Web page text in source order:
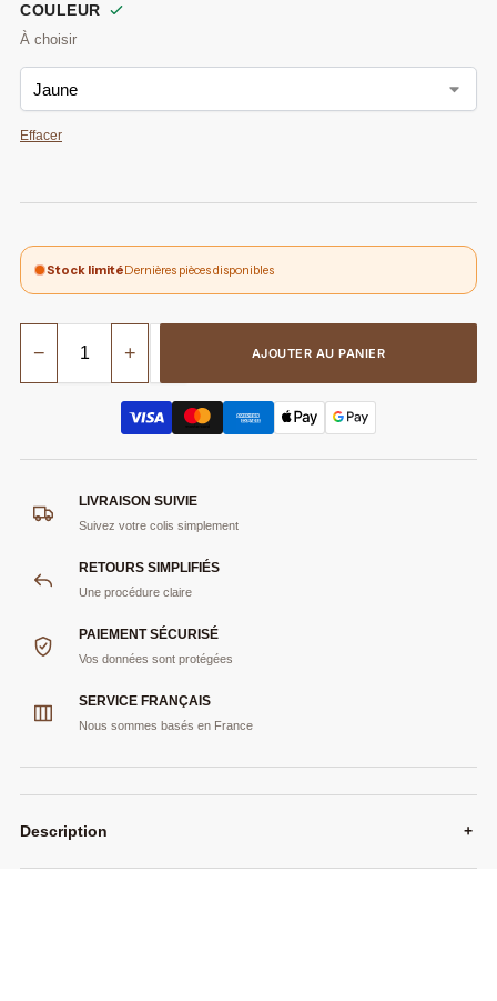
COULEUR
Effacer
Stock limitéDernières pièces disponibles
− + AJOUTER AU PANIER
LIVRAISON SUIVIE
Suivez votre colis simplement
RETOURS SIMPLIFIÉS
Une procédure claire
PAIEMENT SÉCURISÉ
Vos données sont protégées
SERVICE FRANÇAIS
Nous sommes basés en France
Description +